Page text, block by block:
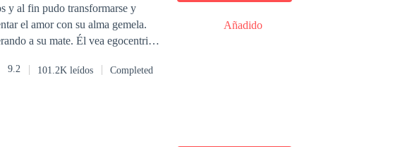
el amor con su alma gemela.
a su mate. Él vea egocentrico,
9.2 101.2K leídos Completed
Añadido